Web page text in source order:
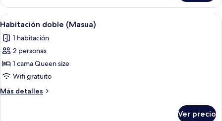
familiar
(Caladomestica)
Abrir
todas
las
fotos
de
Habitación
doble
(Masua)
Un baño pequeño con lavamanos,
3
Habitación doble (Masua)
1 habitación
2 personas
1 cama Queen size
Wifi gratuito
Más detalles
Más
Ver precio